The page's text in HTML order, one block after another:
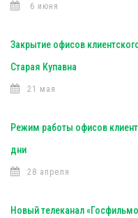
6 июня
Закрытие офисов
Старая Купавна
21 мая
Режим работы офисов
дни
28 апреля
Новый телеканал